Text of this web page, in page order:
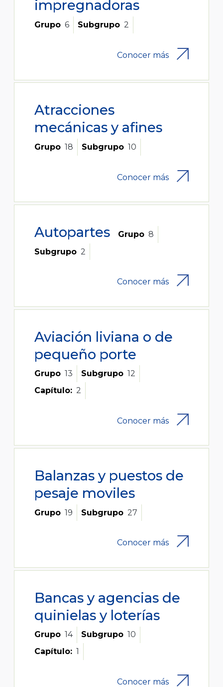
impregnadoras
Grupo 6 Subgrupo 2
Conocer más
Atracciones
mecánicas y afines
Grupo 18 Subgrupo 10
Conocer más
Autopartes Grupo 8
Subgrupo 2
Conocer más
Aviación liviana o de
pequeño porte
Grupo 13 Subgrupo 12
Capítulo: 2
Conocer más
Balanzas y puestos de
pesaje moviles
Grupo 19 Subgrupo 27
Conocer más
Bancas y agencias de
quinielas y loterías
Grupo 14 Subgrupo 10
Capítulo: 1
Conocer más